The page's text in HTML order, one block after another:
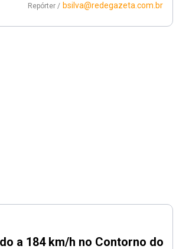
Repórter / bsilva@redegazeta.com.br
a 184 km/h no Contorno do